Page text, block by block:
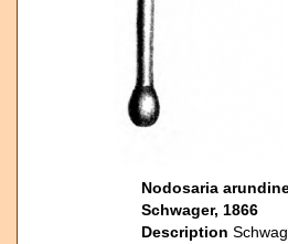
Nodosaria
Schwager, 1866
Description